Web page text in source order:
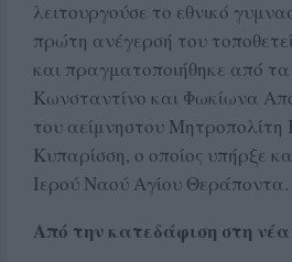
λειτουργούσε το εθνικό
πρώτη ανέγερσή του
και πραγματοποιήθηκε από
Κωνσταντίνο και Φωκίωνα
του αείμνηστου Μητροπολίτη
Κυπαρίσση, ο οποίος υπήρξε
Ιερού Ναού Αγίου Θεράποντα.
Από την κατεδάφιση στη